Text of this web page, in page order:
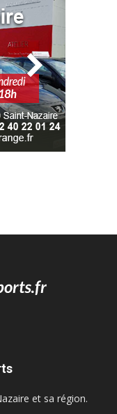
et sa région.